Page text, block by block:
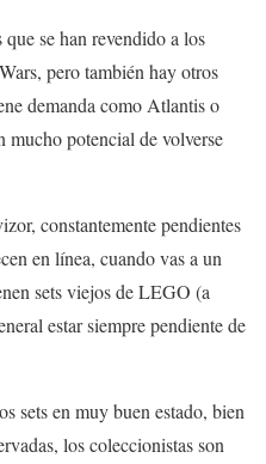
se han revendido a los
pero también hay otros
demanda como Atlantis o
mucho potencial de volverse
constantemente pendientes
en línea, cuando vas a un
sets viejos de LEGO (a
estar siempre pendiente de
sets en muy buen estado, bien
los coleccionistas son